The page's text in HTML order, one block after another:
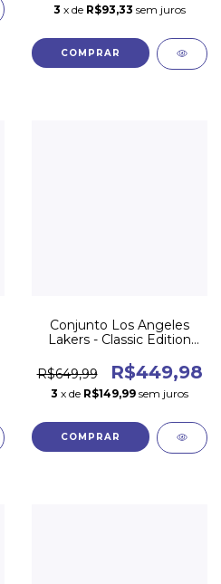
3 x de R$93,33 sem juros
COMPRAR
Conjunto Los Angeles
Lakers - Classic Edition
R$649,99
R$449,98
3 x de R$149,99 sem juros
COMPRAR